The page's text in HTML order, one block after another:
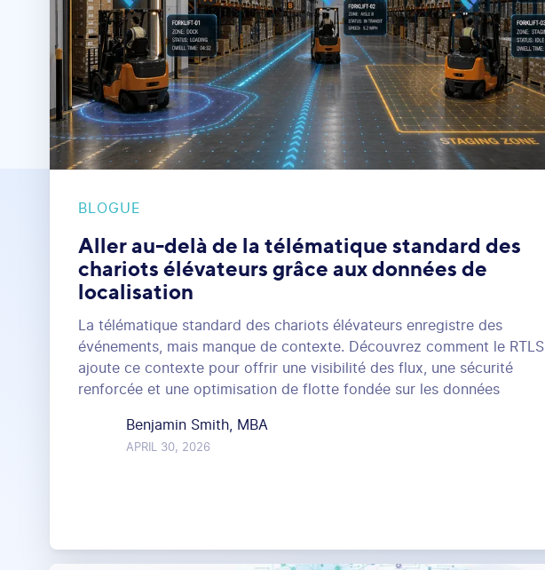
BLOGUE
Aller au-delà de la télématique standard des
chariots élévateurs grâce aux données de
localisation
La télématique standard des chariots élévateurs enregistre des
événements, mais manque de contexte. Découvrez comment le RTLS
ajoute ce contexte pour offrir une visibilité des flux, une sécurité
renforcée et une optimisation de flotte fondée sur les données
Benjamin Smith, MBA
APRIL 30, 2026